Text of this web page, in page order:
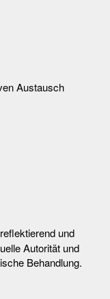
Austausch
und
Autorität und
Behandlung.